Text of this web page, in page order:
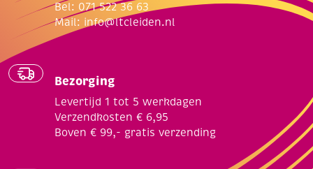
Bel: 071 522 36 63
Mail: info@ltcleiden.nl
Bezorging
Levertijd 1 tot 5 werkdagen
Verzendkosten € 6,95
Boven € 99,- gratis verzending